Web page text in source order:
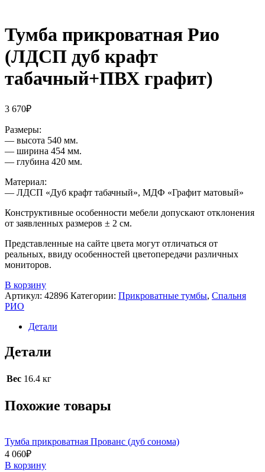
Тумба прикроватная Рио
(ЛДСП дуб крафт
табачный+ПВХ графит)
3 670₽
Размеры:
— высота 540 мм.
— ширина 454 мм.
— глубина 420 мм.
Материал:
— ЛДСП «Дуб крафт табачный», МДФ «Графит матовый»
Конструктивные особенности мебели допускают отклонения
от заявленных размеров ± 2 см.
Представленные на сайте цвета могут отличаться от
реальных, ввиду особенностей цветопередачи различных
мониторов.
В корзину
Артикул: 42896 Категории: Прикроватные тумбы, Спальня
РИО
Детали
Детали
Вес 16.4 кг
Похожие товары
Тумба прикроватная Прованс (дуб сонома)
4 060₽
В корзину